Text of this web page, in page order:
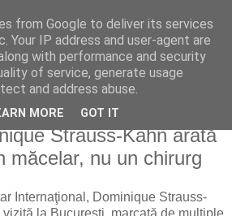
şi opinii economice
Strauss-Kahn arată
măcelar, nu un chirurg
Internaţional, Dominique Strauss-
vizită la Bucureşti, marcată de multiple
from Google to deliver its services
Your IP address and user-agent are
with performance and security
of service, generate usage
and address abuse.
MORE GOT IT